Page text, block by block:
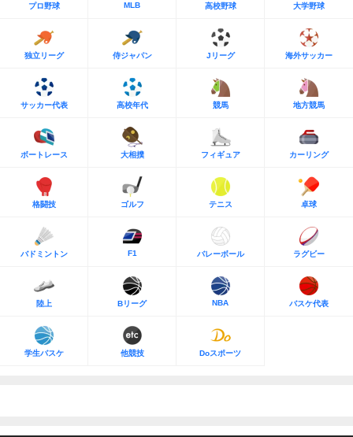
プロ野球 MLB 高校野球 大学野球
独立リーグ 侍ジャパン Jリーグ 海外サッカー
サッカー代表 高校年代 競馬 地方競馬
ボートレース 大相撲 フィギュア カーリング
格闘技 ゴルフ テニス 卓球
バドミントン F1 バレーボール ラグビー
陸上 Bリーグ NBA バスケ代表
学生バスケ 他競技 Doスポーツ